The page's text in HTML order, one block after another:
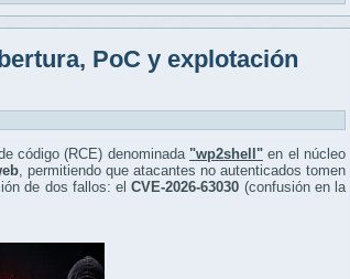
PoC y explotación
código (RCE) denominada "wp2shell" en el núcleo
, permitiendo que atacantes no autenticados tomen
de dos fallos: elCVE-2026-63030 (confusión en la